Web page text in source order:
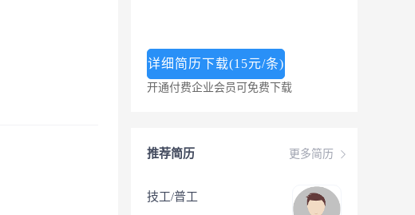
详细简历下载(15元/条)
开通付费企业会员可免费下载
更多简历
推荐简历
技工/普工